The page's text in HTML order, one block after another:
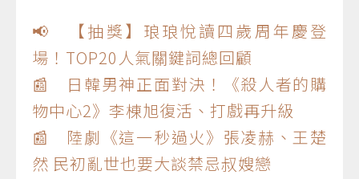
📢 【抽獎】琅琅悅讀四歲周年慶登
場！TOP20人氣關鍵詞總回顧
📰 日韓男神正面對決！《殺人者的購
物中心2》李棟旭復活、打戲再升級
📰 陸劇《這一秒過火》張凌赫、王楚
然 民初亂世也要大談禁忌叔嫂戀